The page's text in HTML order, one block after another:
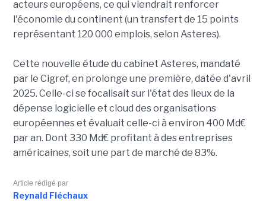
acteurs européens, ce qui viendrait renforcer
l'économie du continent (un transfert de 15 points
représentant 120 000 emplois, selon Asteres).
Cette nouvelle étude du cabinet Asteres, mandaté
par le Cigref, en prolonge une première, datée d'avril
2025. Celle-ci se focalisait sur l'état des lieux de la
dépense logicielle et cloud des organisations
européennes et évaluait celle-ci à environ 400 Md€
par an. Dont 330 Md€ profitant à des entreprises
américaines, soit une part de marché de 83%.
Article rédigé par
Reynald Fléchaux